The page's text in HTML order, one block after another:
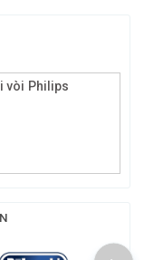
vòi Philips